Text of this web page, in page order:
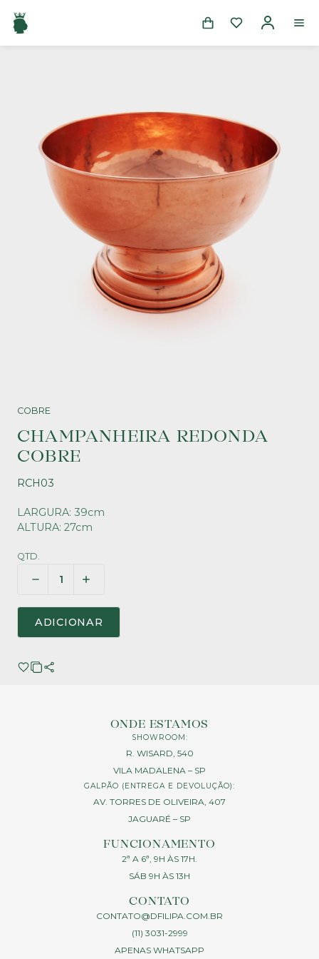
COBRE
CHAMPANHEIRA REDONDA
COBRE
RCH03
LARGURA: 39cm
ALTURA: 27cm
QTD.
ADICIONAR
ONDE ESTAMOS
SHOWROOM:
R. WISARD, 540
VILA MADALENA – SP
GALPÃO (ENTREGA E DEVOLUÇÃO):
AV. TORRES DE OLIVEIRA, 407
JAGUARÉ – SP
FUNCIONAMENTO
2ª A 6ª, 9H ÀS 17H.
SÁB 9H ÀS 13H
CONTATO
CONTATO@DFILIPA.COM.BR
(11) 3031-2999
APENAS WHATSAPP